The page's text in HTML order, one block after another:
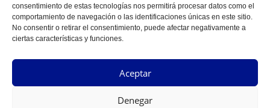
consentimiento de estas tecnologías nos permitirá procesar datos como el
comportamiento de navegación o las identificaciones únicas en este sitio.
No consentir o retirar el consentimiento, puede afectar negativamente a
ciertas características y funciones.
Aceptar
Denegar
Facebook
Instagram
YouTube